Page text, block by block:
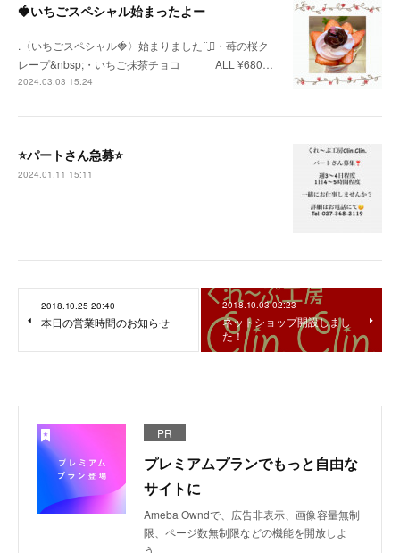
🍓いちごスペシャル始まったよー
.〈いちごスペシャル🍓〉始まりました¨̮⃝・苺の桜ク
レープ&nbsp;・いちご抹茶チョコ ⠀ ⠀ ⠀ ALL ¥680…
2024.03.03 15:24
⭐️パートさん急募⭐️
2024.01.11 15:11
2018.10.25 20:40
本日の営業時間のお知らせ
2018.10.03 02:23
ネットショップ開設しまし
た！
PR
プレミアムプランでもっと自由な
サイトに
Ameba Owndで、広告非表示、画像容量無制
限、ページ数無制限などの機能を開放しよ
う。